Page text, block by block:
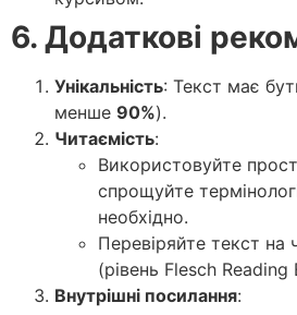
6. Додаткові
Унікальність: Текст має
менше 90%).
Читаємість:
Використовуйте
спрощуйте
необхідно.
Перевіряйте текст на
(рівень Flesch Reading
Внутрішні посилання: